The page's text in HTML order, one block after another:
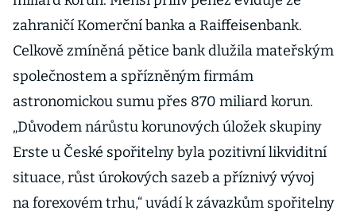
zahraničí Komerční banka a Raiffeisenbank.
Celkově zmíněná pětice bank dlužila mateřským
společnostem a spřízněným firmám
astronomickou sumu přes 870 miliard korun.
„Důvodem nárůstu korunových úložek skupiny
Erste u České spořitelny byla pozitivní likviditní
situace, růst úrokových sazeb a příznivý vývoj
na forexovém trhu,“ uvádí k závazkům spořitelny